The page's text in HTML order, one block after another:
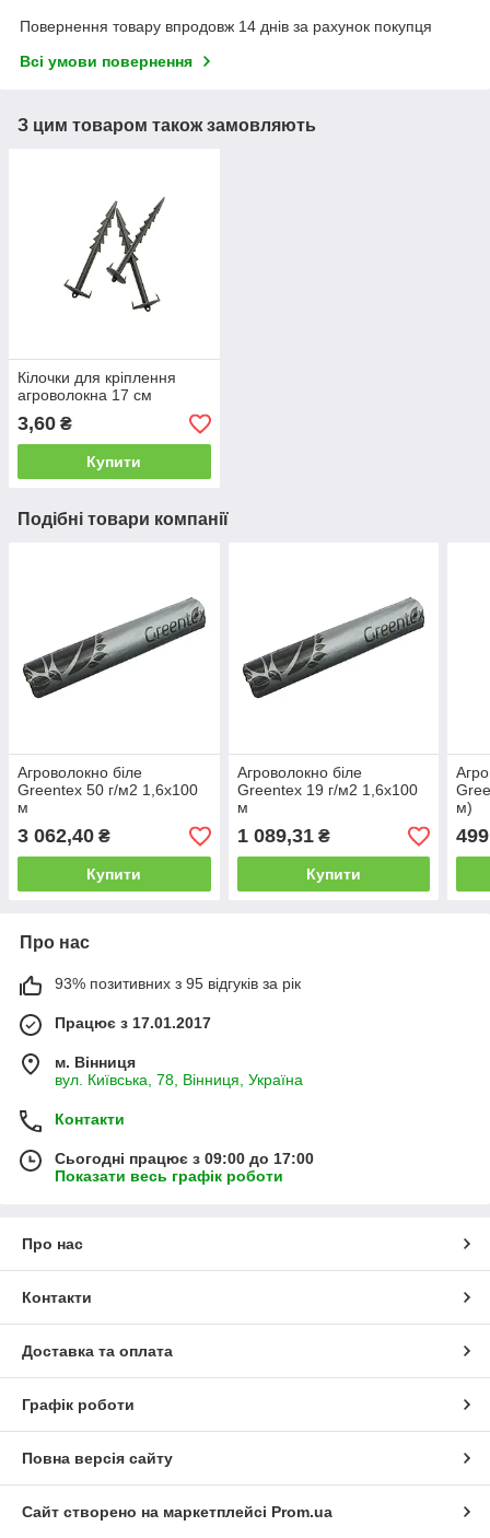
Повернення товару впродовж 14 днів за рахунок покупця
Всі умови повернення
З цим товаром також замовляють
Кілочки для кріплення
агроволокна 17 см
3,60 ₴
Купити
Подібні товари компанії
Агроволокно біле
Greentex 50 г/м2 1,6x100
м
3 062,40 ₴
Купити
Агроволокно біле
Greentex 19 г/м2 1,6x100
м
1 089,31₴
Купити
м)
Про нас
93% позитивних з 95 відгуків за рік
Працює з 17.01.2017
м. Вінниця
вул. Київська, 78, Вінниця, Україна
Контакти
Сьогодні працює з 09:00 до 17:00
Показати весь графік роботи
Про нас
Контакти
Доставка та оплата
Графік роботи
Повна версія сайту
Сайт створено на маркетплейсі Prom.ua